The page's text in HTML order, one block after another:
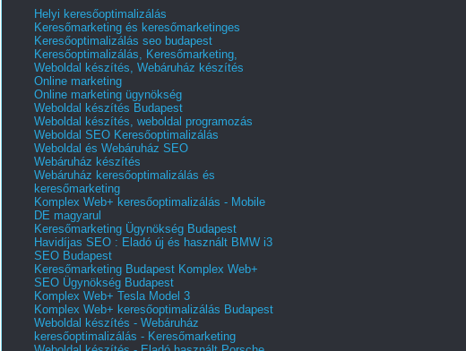
Helyi keresőoptimalizálás
Keresőmarketing és keresőmarketinges
Keresőoptimalizálás seo budapest
Keresőoptimalizálás, Keresőmarketing,
Weboldal készítés, Webáruház készítés
Online marketing
Online marketing ügynökség
Weboldal készítés Budapest
Weboldal készítés, weboldal programozás
Weboldal SEO Keresőoptimalizálás
Weboldal és Webáruház SEO
Webáruház készítés
Webáruház keresőoptimalizálás és
keresőmarketing
Komplex Web+ keresőoptimalizálás - Mobile
DE magyarul
Keresőmarketing Ügynökség Budapest
Havidíjas SEO : Eladó új és használt BMW i3
SEO Budapest
Keresőmarketing Budapest Komplex Web+
SEO Ügynökség Budapest
Komplex Web+ Tesla Model 3
Komplex Web+ keresőoptimalizálás Budapest
Weboldal készítés - Webáruház
keresőoptimalizálás - Keresőmarketing